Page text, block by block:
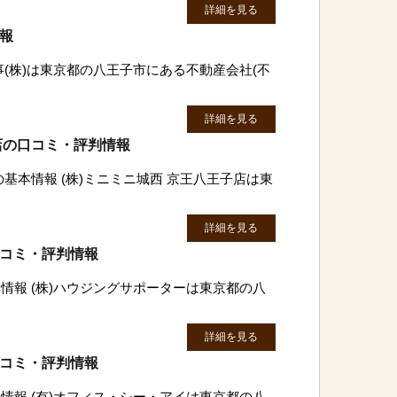
詳細を見る
株)は東京都の八王子市にある不動産会社(不
詳細を見る
口コミ・評判情報
本情報 (株)ミニミニ城西 京王八王子店は東
詳細を見る
ミ・評判情報
報 (株)ハウジングサポーターは東京都の八
詳細を見る
ミ・評判情報